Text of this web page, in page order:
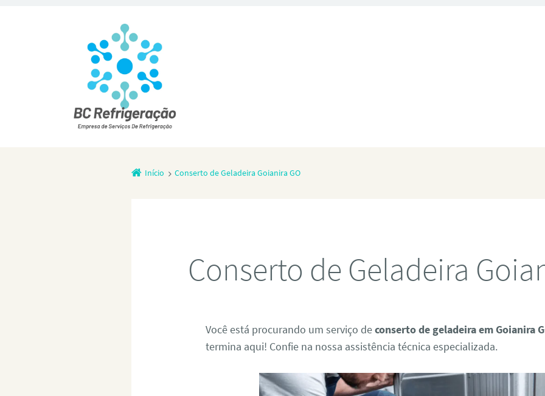
Início Conserto de Geladeira Goianira GO
Conserto de Geladeira
Você está procurando um serviço deconserto de geladeira em Goianira
termina aqui! Confie na nossa assistência técnica especializada.